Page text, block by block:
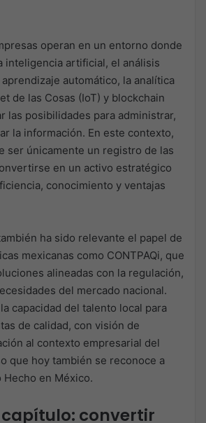
operan en un entorno donde
inteligencia artificial, el análisis
automático, la analítica
de las Cosas (IoT) y blockchain
las posibilidades para administrar,
la información. En este contexto,
ser únicamente un registro de las
en un activo estratégico
conocimiento y ventajas
ha sido relevante el papel de
mexicanas como CONTPAQi, que
alineadas con la regulación,
del mercado nacional.
capacidad del talento local para
de calidad, con visión de
al contexto empresarial del
que hoy también se reconoce a
en México.
capítulo: convertir